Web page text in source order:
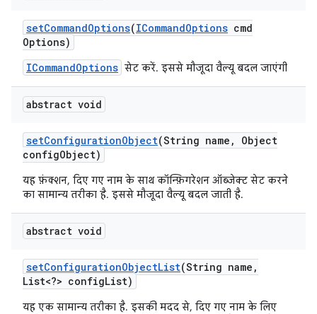
setCommandOptions(ICommandOptions cmd
Options)
ICommandOptions सेट करें. इससे मौजूदा वैल्यू बदल जाएंगी
abstract void
setConfigurationObject(String name ,
Object
configObject)
यह फ़ंक्शन, दिए गए नाम के साथ कॉन्फ़िगरेशन ऑब्जेक्ट सेट करने
का सामान्य तरीका है. इससे मौजूदा वैल्यू बदल जाती है.
abstract void
setConfigurationObjectList(String name ,
List<?> configList)
यह एक सामान्य तरीका है. इसकी मदद से, दिए गए नाम के लिए